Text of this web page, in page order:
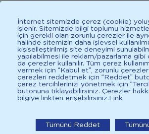
danışınız. Bu sitede yayınlanan
yerine geçmez. En doğru bilgi için
Sağlıklı yaşam için dengeli, çeşitli
çocuklarda bağışıklık sisteminin
bulunur.
İlkadımlarım'ı
İnternet sitemizde çerez (cookie)
işlenir. Sitemizde bilgi toplumu
için gerekli olan zorunlu çerezler ile
halinde sitemizin daha işlevsel
kişiselleştirilmiş site deneyimi
yapılabilmesi ile reklam/pazarlama gibi
da çerezler kullanılır. Tüm çerez
vermek için “Kabul et”, zorunlu çerezler
çerezleri reddetmek için “Reddet”
çerez tercihlerinizi yönetmek için
butonuna tıklayabilirsiniz. Çerezler
bilgiye linkten erişebilirsiniz. Link
Tümünü Reddet